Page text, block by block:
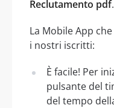
Reclutamento pdf.
La Mobile App
i nostri iscritti:
È facile! Per
pulsante del
del tempo